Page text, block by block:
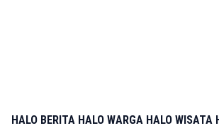
HALO BERITA HALO WARGA HALO WISATA